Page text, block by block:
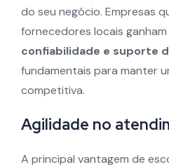
do seu negócio. Empresas
fornecedores locais ganham
confiabilidade e suporte
fundamentais para manter
competitiva.
Agilidade no
A principal vantagem de